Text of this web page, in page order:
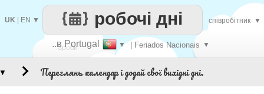
Зроби
..в Portugal ▼ | Feriados Nacionais ▼
робочі дні
UK EN ▼ співробітник ▼
Переглянь календар і додай свої вихідні дні.